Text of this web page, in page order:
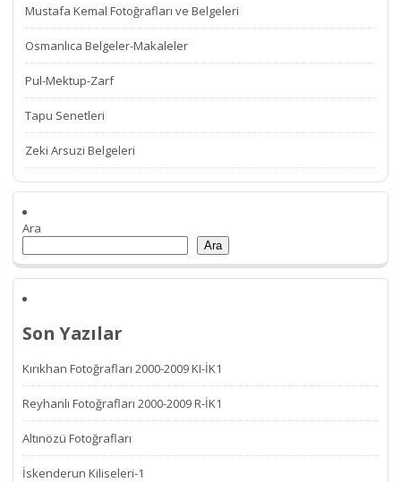
Mustafa Kemal Fotoğrafları ve Belgeleri
Osmanlıca Belgeler-Makaleler
Pul-Mektup-Zarf
Tapu Senetleri
Zeki Arsuzi Belgeleri
Ara
Ara
Son Yazılar
Kırıkhan Fotoğrafları 2000-2009 KI-İK1
Reyhanlı Fotoğrafları 2000-2009 R-İK1
Altınözü Fotoğrafları
İskenderun Kiliseleri-1